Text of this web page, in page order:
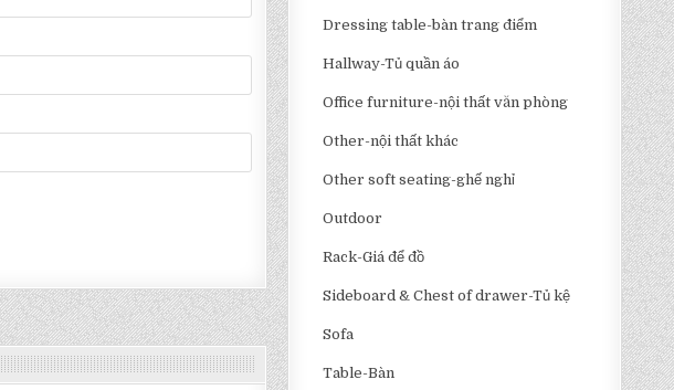
Dressing table-bàn trang điểm
Hallway-Tủ quần áo
Office furniture-nội thất văn phòng
Other-nội thất khác
Other soft seating-ghế nghỉ
Outdoor
Rack-Giá để đồ
Sideboard & Chest of drawer-Tủ kệ
Sofa
Table-Bàn